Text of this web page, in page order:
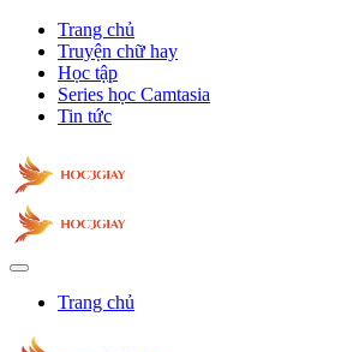
Trang chủ
Truyện chữ hay
Học tập
Series học Camtasia
Tin tức
Trang chủ